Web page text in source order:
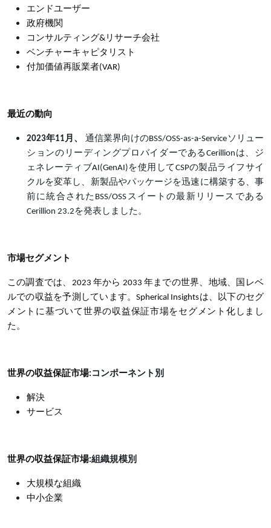
エンドユーザー
政府機関
コンサルティング&リサーチ会社
ベンチャーキャピタリスト
付加価値再販業者(VAR)
最近の動向
2023年11月、 通信業界向けのBSS/OSS-as-a-Serviceソリュー
ションのリーディングプロバイダーであるCerillionは、ジ
ェネレーティブAI(GenAI)を使用してCSPの製品ライフサイ
クルを変革し、新製品やパッケージを迅速に構築する、事
前に統合されたBSS/OSSスイートの最新リリースである
Cerillion 23.2を発表しました。
市場セグメント
この調査では、2023 年から 2033 年までの世界、地域、国レベ
ルでの収益を予測しています。Spherical Insightsは、以下のセグ
メントに基づいて世界の収益保証市場をセグメント化しまし
た。
世界の収益保証市場: コンポーネント別
解決
サービス
世界の収益保証市場:組織規模別
大規模な組織
中小企業